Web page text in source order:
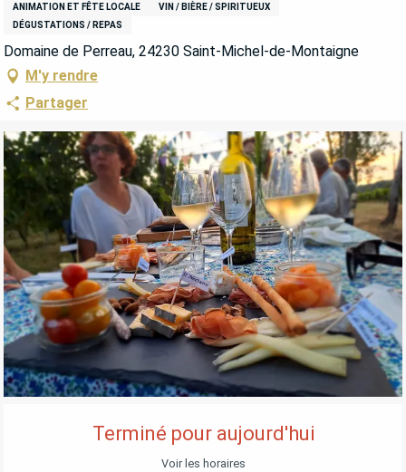
ANIMATION ET FÊTE LOCALE
VIN / BIÈRE / SPIRITUEUX
DÉGUSTATIONS / REPAS
Domaine de Perreau, 24230 Saint-Michel-de-Montaigne
M'y rendre
Partager
OUVERTURE ET COORDONNÉES
Terminé pour aujourd'hui
Voir les horaires